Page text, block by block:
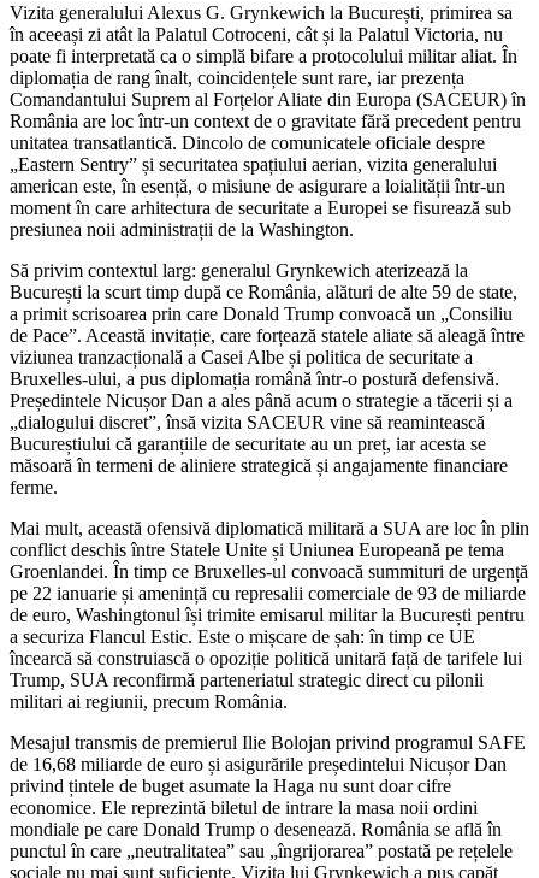
Vizita generalului Alexus G. Grynkewich la București, primirea sa
în aceeași zi atât la Palatul Cotroceni, cât și la Palatul Victoria, nu
poate fi interpretată ca o simplă bifare a protocolului militar aliat. În
diplomația de rang înalt, coincidențele sunt rare, iar prezența
Comandantului Suprem al Forțelor Aliate din Europa (SACEUR) în
România are loc într-un context de o gravitate fără precedent pentru
unitatea transatlantică. Dincolo de comunicatele oficiale despre
„Eastern Sentry” și securitatea spațiului aerian, vizita generalului
american este, în esență, o misiune de asigurare a loialității într-un
moment în care arhitectura de securitate a Europei se fisurează sub
presiunea noii administrații de la Washington.
Să privim contextul larg: generalul Grynkewich aterizează la
București la scurt timp după ce România, alături de alte 59 de state,
a primit scrisoarea prin care Donald Trump convoacă un „Consiliu
de Pace”. Această invitație, care forțează statele aliate să aleagă între
viziunea tranzacțională a Casei Albe și politica de securitate a
Bruxelles-ului, a pus diplomația română într-o postură defensivă.
Președintele Nicușor Dan a ales până acum o strategie a tăcerii și a
„dialogului discret”, însă vizita SACEUR vine să reamintească
Bucureștiului că garanțiile de securitate au un preț, iar acesta se
măsoară în termeni de aliniere strategică și angajamente financiare
ferme.
Mai mult, această ofensivă diplomatică militară a SUA are loc în plin
conflict deschis între Statele Unite și Uniunea Europeană pe tema
Groenlandei. În timp ce Bruxelles-ul convoacă summituri de urgență
pe 22 ianuarie și amenință cu represalii comerciale de 93 de miliarde
de euro, Washingtonul își trimite emisarul militar la București pentru
a securiza Flancul Estic. Este o mișcare de șah: în timp ce UE
încearcă să construiască o opoziție politică unitară față de tarifele lui
Trump, SUA reconfirmă parteneriatul strategic direct cu pilonii
militari ai regiunii, precum România.
Mesajul transmis de premierul Ilie Bolojan privind programul SAFE
de 16,68 miliarde de euro și asigurările președintelui Nicușor Dan
privind țintele de buget asumate la Haga nu sunt doar cifre
economice. Ele reprezintă biletul de intrare la masa noii ordini
mondiale pe care Donald Trump o desenează. România se află în
punctul în care „neutralitatea” sau „îngrijorarea” postată pe rețelele
sociale nu mai sunt suficiente. Vizita lui Grynkewich a pus capăt